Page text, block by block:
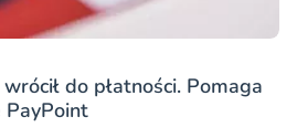
do płatności. Pomaga
PayPoint